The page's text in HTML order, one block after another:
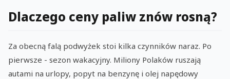
Dlaczego ceny paliw znów rosną?
Za obecną falą podwyżek stoi kilka czynników naraz. Po
pierwsze - sezon wakacyjny. Miliony Polaków ruszają
autami na urlopy, popyt na benzynę i olej napędowy